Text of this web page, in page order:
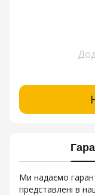
Ми надаємо
представлені в